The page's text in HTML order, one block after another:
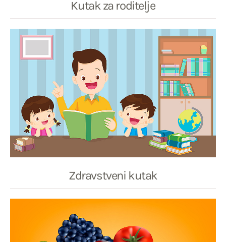
Kutak za roditelje
Zdravstveni kutak